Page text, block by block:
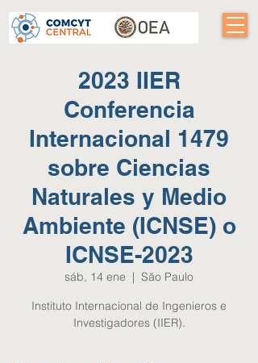
2023 IIER
Conferencia
Internacional 1479
sobre Ciencias
Naturales y Medio
Ambiente (ICNSE) o
ICNSE-2023
sáb, 14 ene
  |
São Paulo
Instituto Internacional de Ingenieros e
Investigadores (IIER).